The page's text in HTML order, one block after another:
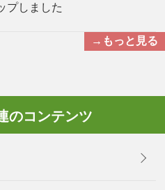
プしました
→もっと見る
のコンテンツ